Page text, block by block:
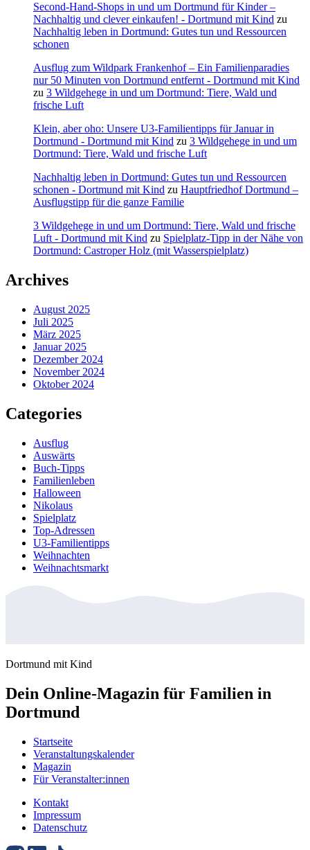
Second-Hand-Shops in und um Dortmund für Kinder –
Nachhaltig und clever einkaufen! - Dortmund mit Kind zu
Nachhaltig leben in Dortmund: Gutes tun und Ressourcen
schonen
Ausflug zum Wildpark Frankenhof – Ein Familienparadies
nur 50 Minuten von Dortmund entfernt - Dortmund mit Kind
zu 3 Wildgehege in und um Dortmund: Tiere, Wald und
frische Luft
Klein, aber oho: Unsere U3-Familientipps für Januar in
Dortmund - Dortmund mit Kind zu 3 Wildgehege in und um
Dortmund: Tiere, Wald und frische Luft
Nachhaltig leben in Dortmund: Gutes tun und Ressourcen
schonen - Dortmund mit Kind zu Hauptfriedhof Dortmund –
Ausflugstipp für die ganze Familie
3 Wildgehege in und um Dortmund: Tiere, Wald und frische
Luft - Dortmund mit Kind zu Spielplatz-Tipp in der Nähe von
Dortmund: Castroper Holz (mit Wasserspielplatz)
Archives
August 2025
Juli 2025
März 2025
Januar 2025
Dezember 2024
November 2024
Oktober 2024
Categories
Ausflug
Auswärts
Buch-Tipps
Familienleben
Halloween
Nikolaus
Spielplatz
Top-Adressen
U3-Familientipps
Weihnachten
Weihnachtsmarkt
Dortmund mit Kind
Dein Online-Magazin für Familien in
Dortmund
Startseite
Veranstaltungskalender
Magazin
Für Veranstalter:innen
Kontakt
Impressum
Datenschutz